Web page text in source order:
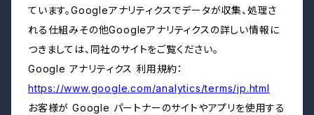
ています。Googleアナリティクスでデータが収集、処理さ
れる仕組みその他Googleアナリティクスの詳しい情報に
つきましては、同社のサイトをご覧ください。
Google アナリティクス 利用規約：
https://www.google.com/analytics/terms/jp.html
お客様が Google パートナーのサイトやアプリを使用する